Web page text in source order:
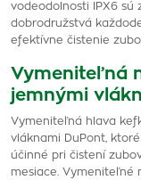
vodeodolnosti IPX6 sú
dobrodružstvá
efektívne čistenie
Vymeniteľná
jemnými
Vymeniteľná hlava
vláknami DuPont,
účinné pri čistení
mesiace. Vymeniteľné